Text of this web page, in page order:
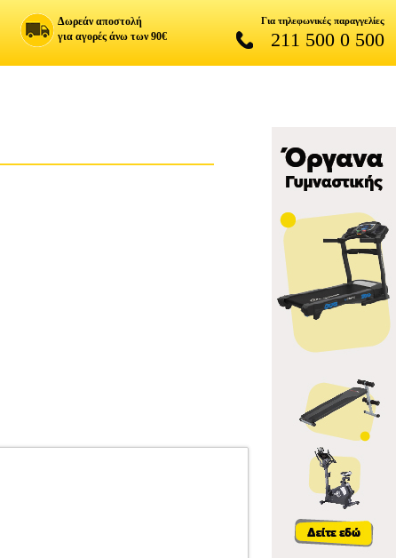
Δωρεάν αποστολή
για αγορές άνω των 90€
Για τηλεφωνικές παραγγελίες
211 500 0 500